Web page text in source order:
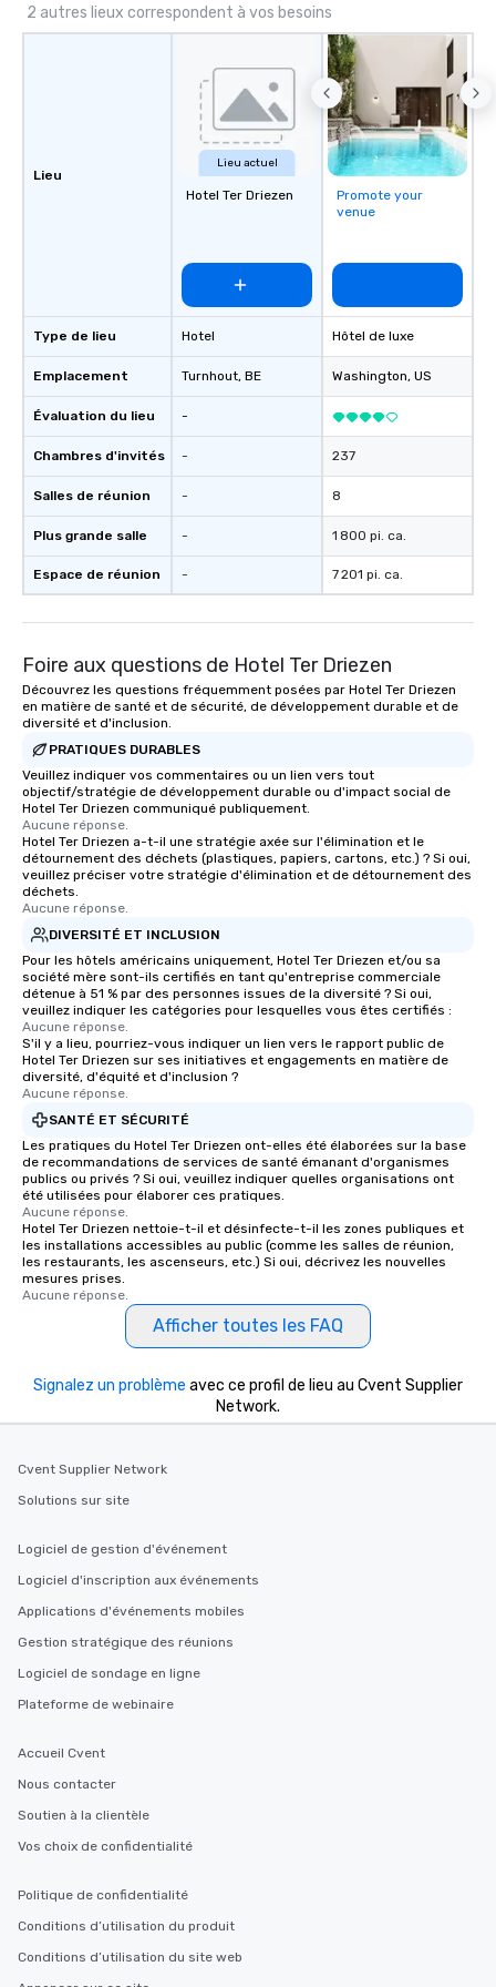
2 autres lieux correspondent à vos besoins
Lieu
Type de lieu
Emplacement
Évaluation du lieu
Chambres d'invités
Salles de réunion
Plus grande salle
Espace de réunion
Lieu actuel
Hotel Ter Driezen
Hotel
Turnhout, BE
-
-
-
-
-
Promote your
venue
Hôtel de luxe
Washington, US
237
8
1 800 pi. ca.
7 201 pi. ca.
Foire aux questions de Hotel Ter Driezen
Découvrez les questions fréquemment posées par Hotel Ter Driezen
en matière de santé et de sécurité, de développement durable et de
diversité et d'inclusion.
PRATIQUES DURABLES
Veuillez indiquer vos commentaires ou un lien vers tout
objectif/stratégie de développement durable ou d'impact social de
Hotel Ter Driezen communiqué publiquement.
Aucune réponse.
Hotel Ter Driezen a-t-il une stratégie axée sur l'élimination et le
détournement des déchets (plastiques, papiers, cartons, etc.) ? Si oui,
veuillez préciser votre stratégie d'élimination et de détournement des
déchets.
Aucune réponse.
DIVERSITÉ ET INCLUSION
Pour les hôtels américains uniquement, Hotel Ter Driezen et/ou sa
société mère sont-ils certifiés en tant qu'entreprise commerciale
détenue à 51 % par des personnes issues de la diversité ? Si oui,
veuillez indiquer les catégories pour lesquelles vous êtes certifiés :
Aucune réponse.
S'il y a lieu, pourriez-vous indiquer un lien vers le rapport public de
Hotel Ter Driezen sur ses initiatives et engagements en matière de
diversité, d'équité et d'inclusion ?
Aucune réponse.
SANTÉ ET SÉCURITÉ
Les pratiques du Hotel Ter Driezen ont-elles été élaborées sur la base
de recommandations de services de santé émanant d'organismes
publics ou privés ? Si oui, veuillez indiquer quelles organisations ont
été utilisées pour élaborer ces pratiques.
Aucune réponse.
Hotel Ter Driezen nettoie-t-il et désinfecte-t-il les zones publiques et
les installations accessibles au public (comme les salles de réunion,
les restaurants, les ascenseurs, etc.) Si oui, décrivez les nouvelles
mesures prises.
Aucune réponse.
Afficher toutes les FAQ
Signalez un problème avec ce profil de lieu au Cvent Supplier
Network.
Cvent Supplier Network
Solutions sur site
Logiciel de gestion d'événement
Logiciel d'inscription aux événements
Applications d'événements mobiles
Gestion stratégique des réunions
Logiciel de sondage en ligne
Plateforme de webinaire
Accueil Cvent
Nous contacter
Soutien à la clientèle
Vos choix de confidentialité
Politique de confidentialité
Conditions d’utilisation du produit
Conditions d’utilisation du site web